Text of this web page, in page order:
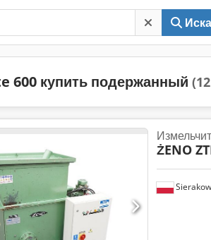
600 купить подержанный
ŻENO